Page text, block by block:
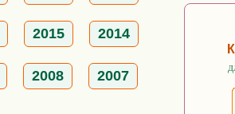
2015 2014
2008 2007